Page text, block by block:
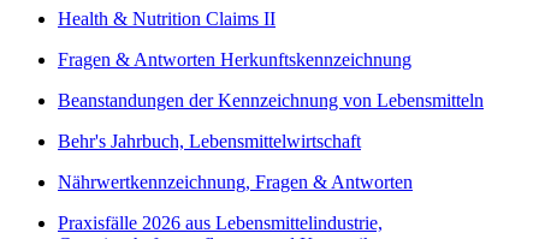
Health & Nutrition Claims II
Fragen & Antworten Herkunftskennzeichnung
Beanstandungen der Kennzeichnung von Lebensmitteln
Behr's Jahrbuch, Lebensmittelwirtschaft
Nährwertkennzeichnung, Fragen & Antworten
Praxisfälle 2026 aus Lebensmittelindustrie,